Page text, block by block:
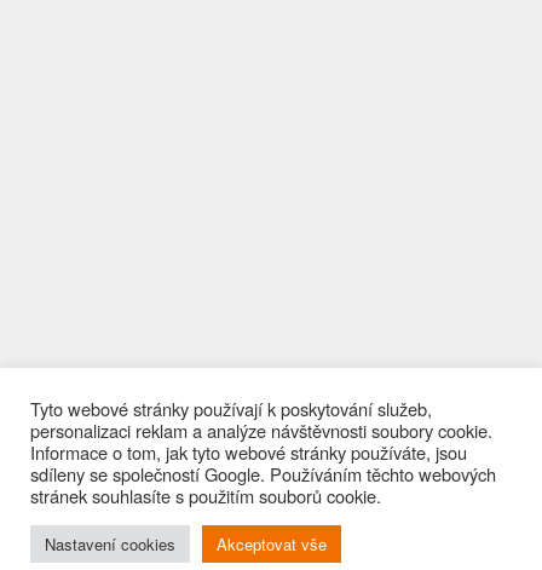
© Priblizovadla.cz
Tyto webové stránky používají k poskytování služeb,
personalizaci reklam a analýze návštěvnosti soubory cookie.
Informace o tom, jak tyto webové stránky používáte, jsou
sdíleny se společností Google. Používáním těchto webových
stránek souhlasíte s použitím souborů cookie.
Nastavení cookies Akceptovat vše